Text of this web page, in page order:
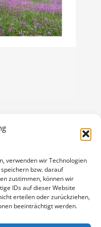
verwenden wir Technologien
bzw. darauf
zustimmen, können wir
IDs auf dieser Website
erteilen oder zurückziehen,
beeinträchtigt werden.
Originalfoto (ca. 90 x 130